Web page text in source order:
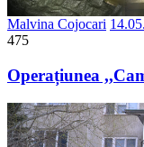
Malvina Cojocari
475
Operațiunea